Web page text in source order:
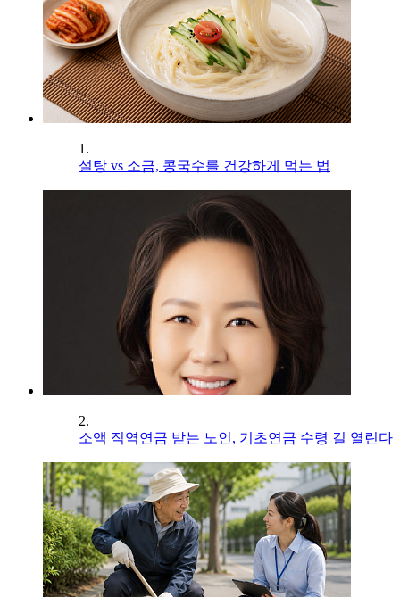
1.
설탕 vs 소금, 콩국수를 건강하게 먹는 법
2.
소액 직역연금 받는 노인, 기초연금 수령 길 열린다